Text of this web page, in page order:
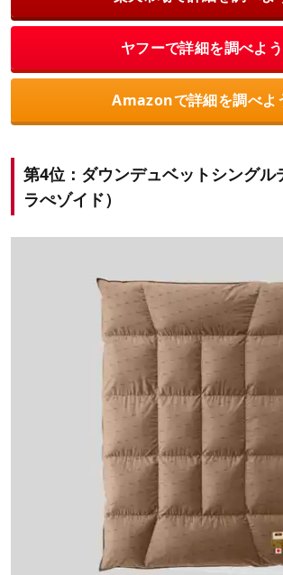
ヤフーで詳細を調べよう
Amazonで詳細を調べよ
第4位：ダウンデュベットシングル
ラぺゾイド）